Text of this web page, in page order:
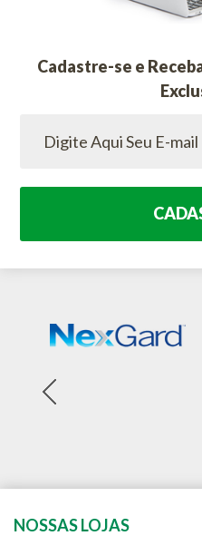
Cadastre-se e
NOSSAS LOJAS